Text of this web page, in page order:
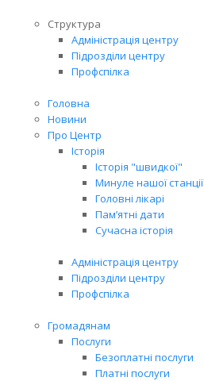
Структура
Адміністрація центру
Підрозділи центру
Профспілка
Головна
Новини
Про Центр
Історія
Історія "швидкої"
Минуле нашої станції
Головні лікарі
Пам’ятні дати
Сучасна історія
Адміністрація центру
Підрозділи центру
Профспілка
Громадянам
Послуги
Безоплатні послуги
Платні послуги